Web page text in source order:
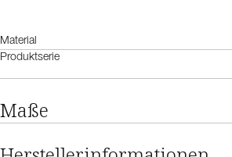
Material
Produktserie
Maße